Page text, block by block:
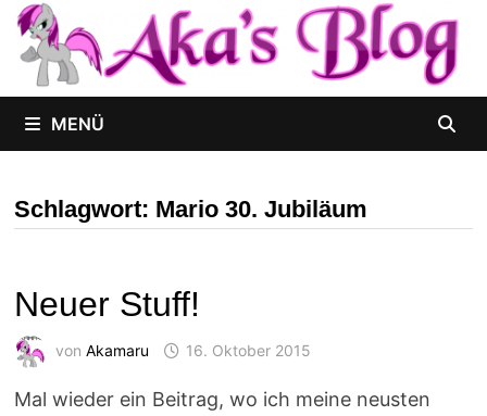
Zum
Inhalt
springen
MENÜ
Schlagwort: Mario 30. Jubiläum
Neuer Stuff!
von Akamaru 16. Oktober 2015
Mal wieder ein Beitrag, wo ich meine neusten